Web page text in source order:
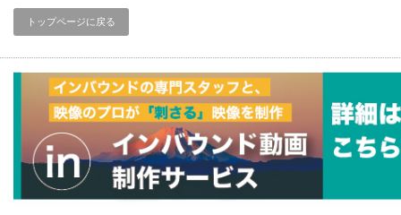
トップページに戻る